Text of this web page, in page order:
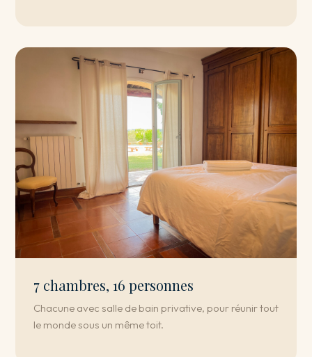
7 chambres, 16 personnes
Chacune avec salle de bain privative, pour réunir tout
le monde sous un même toit.